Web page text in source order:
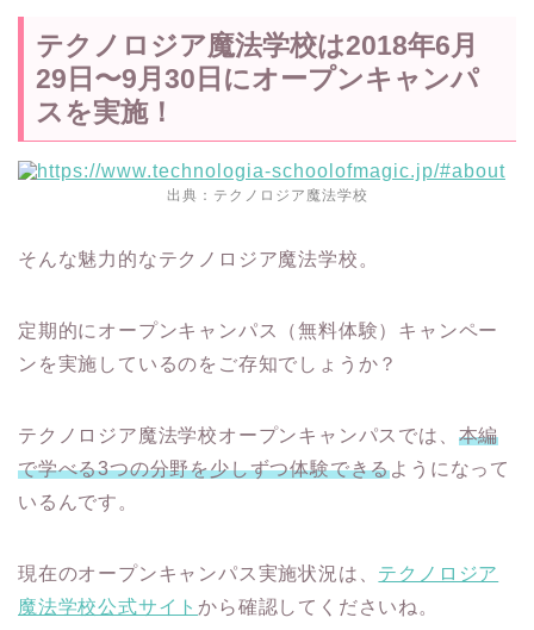
テクノロジア魔法学校は2018年6月
29日〜9月30日にオープンキャンパ
スを実施！
出典： テクノロジア魔法学校
そんな魅力的なテクノロジア魔法学校。
定期的にオープンキャンパス（無料体験）キャンペー
ンを実施しているのをご存知でしょうか？
テクノロジア魔法学校オープンキャンパスでは、 本編
で学べる3つの分野を少しずつ体験できるようになって
いるんです。
現在のオープンキャンパス実施状況は、 テクノロジア
魔法学校公式サイトから確認してくださいね。